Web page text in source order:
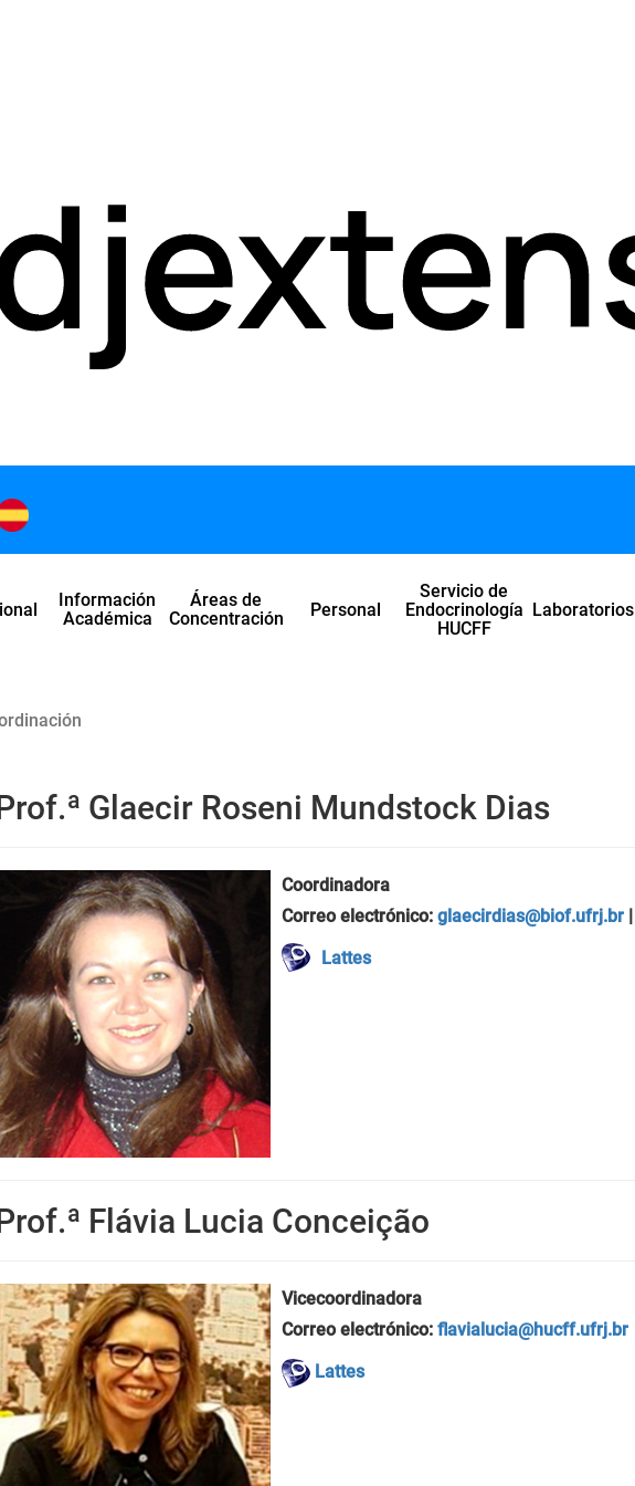
Información
Académica
Áreas de
Concentración
Personal
Servicio de
Endocrinología
HUCFF
Laboratorios
Glaecir Roseni Mundstock Dias
Coordinadora
Correo electrónico: glaecirdias@biof.ufrj.br|
Lattes
Flávia Lucia Conceição
Vicecoordinadora
Correo electrónico: flavialucia@hucff.ufrj.br
Lattes